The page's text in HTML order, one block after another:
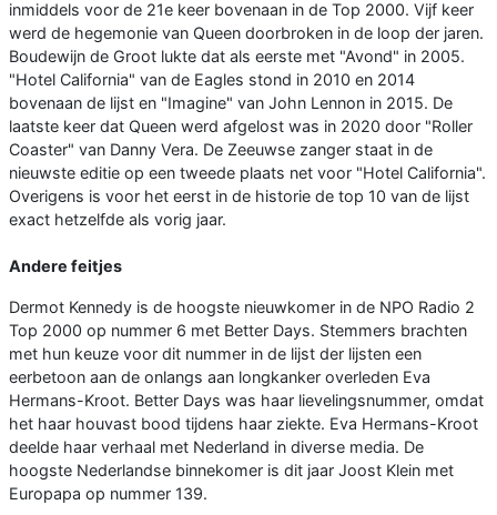
inmiddels voor de 21e keer bovenaan in de Top 2000. Vijf keer
werd de hegemonie van Queen doorbroken in de loop der jaren.
Boudewijn de Groot lukte dat als eerste met "Avond" in 2005.
"Hotel California" van de Eagles stond in 2010 en 2014
bovenaan de lijst en "Imagine" van John Lennon in 2015. De
laatste keer dat Queen werd afgelost was in 2020 door "Roller
Coaster" van Danny Vera. De Zeeuwse zanger staat in de
nieuwste editie op een tweede plaats net voor "Hotel California".
Overigens is voor het eerst in de historie de top 10 van de lijst
exact hetzelfde als vorig jaar.
Andere feitjes
Dermot Kennedy is de hoogste nieuwkomer in de NPO Radio 2
Top 2000 op nummer 6 met Better Days. Stemmers brachten
met hun keuze voor dit nummer in de lijst der lijsten een
eerbetoon aan de onlangs aan longkanker overleden Eva
Hermans-Kroot. Better Days was haar lievelingsnummer, omdat
het haar houvast bood tijdens haar ziekte. Eva Hermans-Kroot
deelde haar verhaal met Nederland in diverse media. De
hoogste Nederlandse binnekomer is dit jaar Joost Klein met
Europapa op nummer 139.